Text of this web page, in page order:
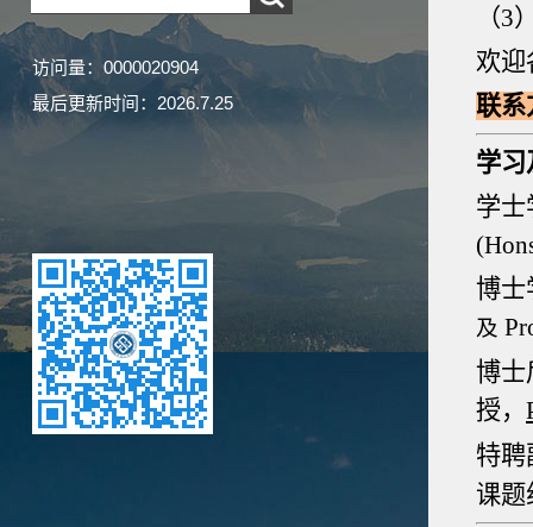
访问量： 0000020904
最后更新时间： 2026.7.25
（3
欢迎
联系
学习
学
博士
及
博士
授，
特聘
课题